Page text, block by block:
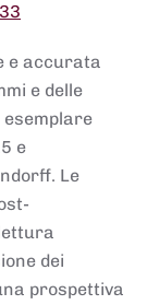
e accurata
e delle
e
Le
dei
prospettiva